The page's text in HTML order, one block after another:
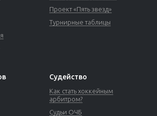
Проект «Пять звезд»
Турнирные таблицы
Судейство
Как стать хоккейным
арбитром?
Судьи ОЧБ